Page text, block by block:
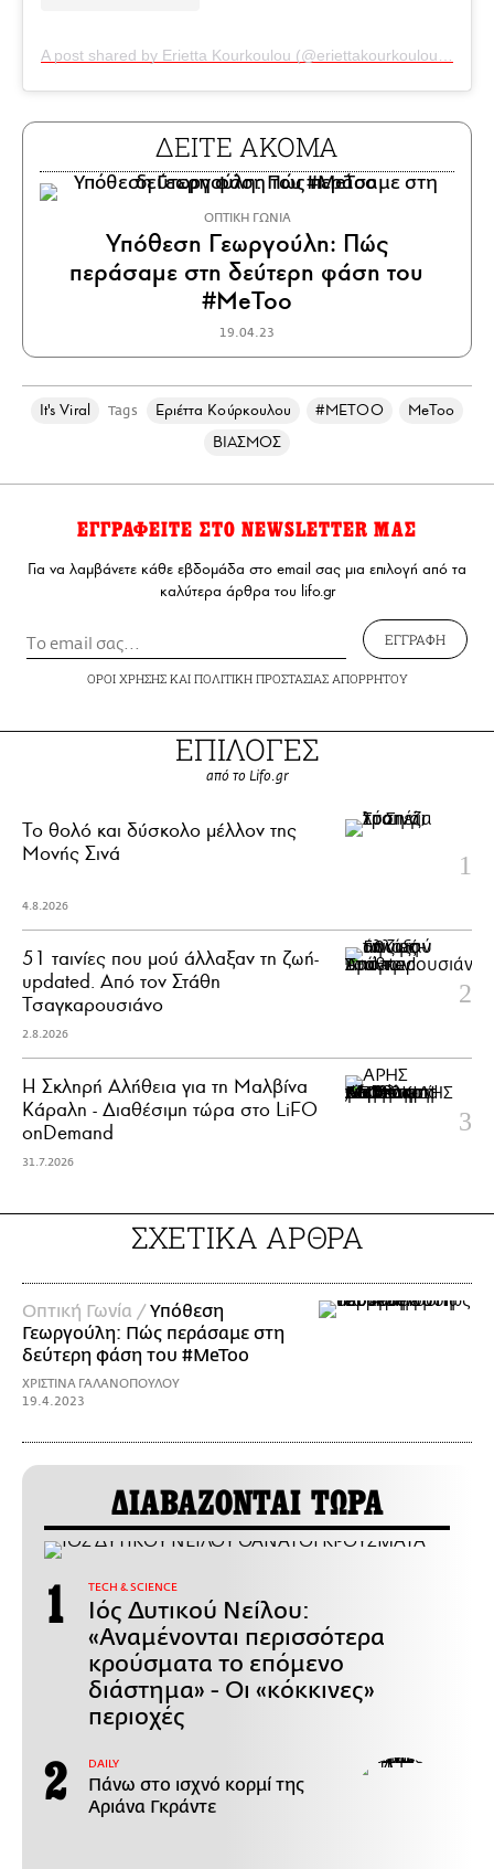
A post shared by Erietta Kourkoulou (@eriettakourkouloulatsi)
ΔΕΙΤΕ ΑΚΟΜΑ
ΟΠΤΙΚΗ ΓΩΝΙΑ
Υπόθεση Γεωργούλη: Πώς
περάσαμε στη δεύτερη φάση του
#MeToo
19.04.23
It's Viral Tags Εριέττα Κούρκουλου #METOO
MeToo
ΒΙΑΣΜΟΣ
ΕΓΓΡΑΦΕΙΤΕ ΣΤΟ NEWSLETTER ΜΑΣ
Για να λαμβάνετε κάθε εβδομάδα στο email σας μια επιλογή από τα
καλύτερα άρθρα του lifo.gr
ΕΓΓΡΑΦΗ
ΟΡΟΙ ΧΡΗΣΗΣΚΑΙ ΠΟΛΙΤΙΚΗ ΠΡΟΣΤΑΣΙΑΣ ΑΠΟΡΡΗΤΟΥ
ΕΠΙΛΟΓΕΣ
από το Lifo.gr
Το θολό και δύσκολο μέλλον της
Μονής Σινά
4.8.2026
51 ταινίες που μού άλλαξαν τη ζωή-
updated. Aπό τον Στάθη
Τσαγκαρουσιάνο
2.8.2026
Η Σκληρή Αλήθεια για τη Μαλβίνα
Κάραλη - Διαθέσιμη τώρα στo LiFO
onDemand
31.7.2026
ΣΧΕΤΙΚΑ ΑΡΘΡΑ
Οπτική Γωνία /Υπόθεση
Γεωργούλη: Πώς περάσαμε στη
δεύτερη φάση του #MeToo
ΧΡΙΣΤΙΝΑ ΓΑΛΑΝΟΠΟΥΛΟΥ
19.4.2023
ΔΙΑΒΑΖΟΝΤΑΙ ΤΩΡΑ
ΤECH & SCIENCE
Ιός Δυτικού Νείλου:
«Αναμένονται περισσότερα
κρούσματα το επόμενο
διάστημα» - Οι «κόκκινες»
περιοχές
DAILY
Πάνω στο ισχνό κορμί της
Αριάνα Γκράντε